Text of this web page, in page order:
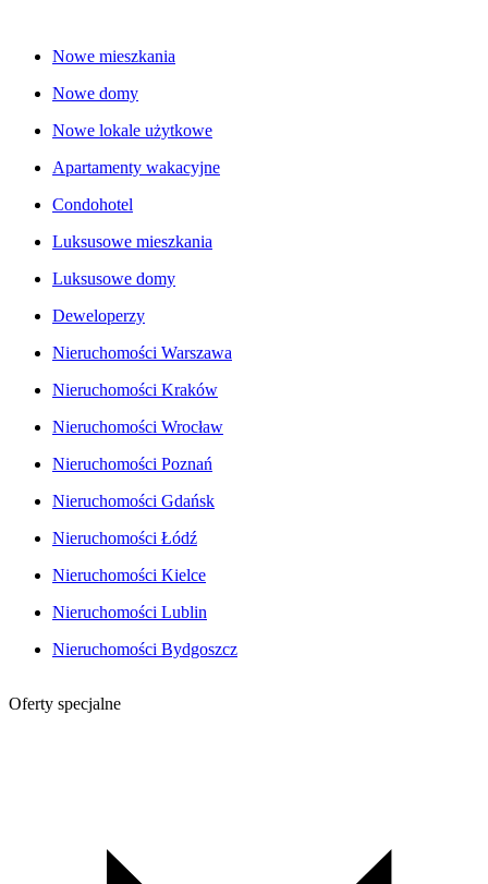
Nowe mieszkania
Nowe domy
Nowe lokale użytkowe
Apartamenty wakacyjne
Condohotel
Luksusowe mieszkania
Luksusowe domy
Deweloperzy
Nieruchomości Warszawa
Nieruchomości Kraków
Nieruchomości Wrocław
Nieruchomości Poznań
Nieruchomości Gdańsk
Nieruchomości Łódź
Nieruchomości Kielce
Nieruchomości Lublin
Nieruchomości Bydgoszcz
Oferty specjalne